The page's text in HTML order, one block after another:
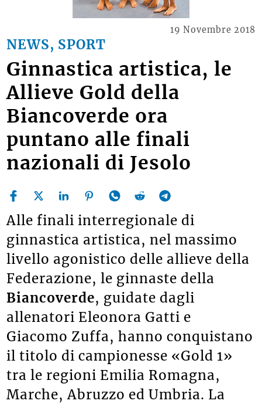
NEWS, SPORT
19 Novembre 2018
Ginnastica artistica, le
Allieve Gold della
Biancoverde ora
puntano alle finali
nazionali di Jesolo
Alle finali interregionale di
ginnastica artistica, nel massimo
livello agonistico delle allieve della
Federazione, le ginnaste della
Biancoverde, guidate dagli
allenatori Eleonora Gatti e
Giacomo Zuffa, hanno conquistano
il titolo di campionesse «Gold 1»
tra le regioni Emilia Romagna,
Marche, Abruzzo ed Umbria. La